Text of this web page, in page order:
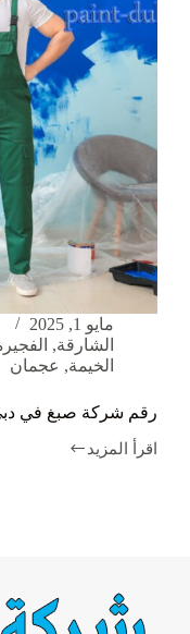
مايو 1, 2025
الشارقة,
الخيمة, عجمان
رقم شركة صبغ في دبي 0563382079 فن
اقرأ المزيد
رقم
الإبداع